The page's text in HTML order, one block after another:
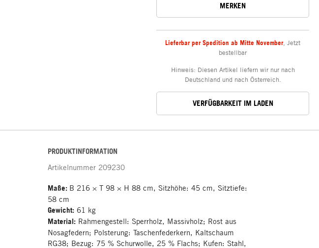
MERKEN
Lieferbar per Spedition ab Mitte November, Jetzt
bestellbar
Hinweis: Diesen Artikel liefern wir nur nach
Deutschland und nach Österreich.
VERFÜGBARKEIT IM LADEN
PRODUKTINFORMATION
Artikelnummer 209230
Maße: B 216 × T 98 × H 88 cm, Sitzhöhe: 45 cm, Sitztiefe:
58 cm
Gewicht: 61 kg
Material: Rahmengestell: Sperrholz, Massivholz; Rost aus
Nosagfedern; Polsterung: Taschenfederkern, Kaltschaum
RG38; Bezug: 75 % Schurwolle, 25 % Flachs; Kufen: Stahl,